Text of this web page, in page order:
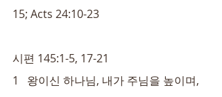
15; Acts 24:10-23
시편 145:1-5, 17-21
1   왕이신 하나님, 내가 주님을 높이며,